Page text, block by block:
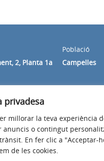
privadesa
millorar la teva experiència
anuncis o contingut
En fer clic a "Acceptar-
de les cookies.
2, Planta 1a
Població
Campelles
de 10 h a 14 h.
de privacitat